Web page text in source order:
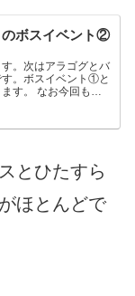
のボスイベント②
。次はアラゴグとバ
。ボスイベント①と
す。 なお今回も前
とひたすら
ほとんどで